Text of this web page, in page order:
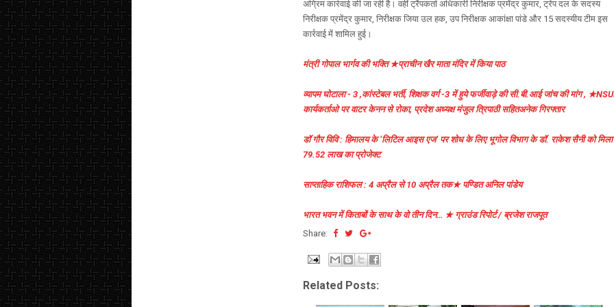
अग्रिम कार्रवाई की जा रही है। वहीं ट्रैपकर्ता अधिकारी निरीक्षक प्रमेंद्र कुमार, ट्रेप दल के सदस्य
निरीक्षक प्रमेंद्र कुमार, निरीक्षक जिया उल हक, उप निरीक्षक आकांक्षा पांडे और 15 सदस्यीय टीम इस
कार्रवाई में शामिल हुई।
मंत्री गोपाल भार्गव की भक्ति ★प्राचीन खैर माता मंदिर में किया पाठ
व्यापम घोटाला - 3 ,कांस्टेबल भर्ती, शिक्षक वर्ग -3 में हुये फर्जीवाड़े की सी.बी.आई जांच की मांग ,
कार्यकर्ताओ पर वाटर केनन से रोका, प्रदेश अध्यक्ष मंजुल त्रिपाठी सहितअनेक गिरफ्तार
डॉ गौर विवि : हिमालय के ‘लिटिल आइस एज’ पर शोध के लिए भूगोल विभाग के डॉ. राकेश सैनी को मिला
79.52 लाख का प्रोजेक्ट
साप्ताहिक राशिफल : 4 अप्रैल से 10 अप्रैल तक★ पण्डित अनिल पांडेय
भारत भवन में किताबों के साथ के वो तीन दिन… ★ ग्राउंड रिपोर्ट / ब्रजेश राजपूत
Share:
Related Posts: